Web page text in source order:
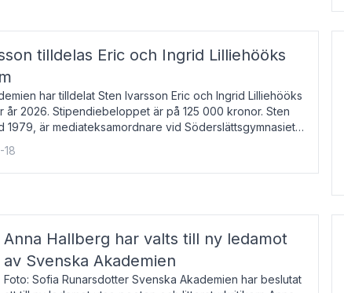
tilldelas Eric och Ingrid Lilliehööks
har tilldelat Sten Ivarsson Eric och Ingrid Lilliehööks
år 2026. Stipendiebeloppet är på 125 000 kronor. Sten
1979, är mediateksamordnare vid Söderslättsgymnasiet i
har han på
Anna Hallberg har valts till ny ledamot
av Svenska Akademien
Foto: Sofia Runarsdotter Svenska Akademien har beslutat